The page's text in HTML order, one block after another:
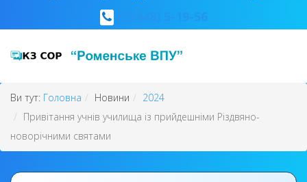
Ви тут: Головна Новини
2024
Привітання учнів училища із прийдешніми Різдвяно-
новорічними святами